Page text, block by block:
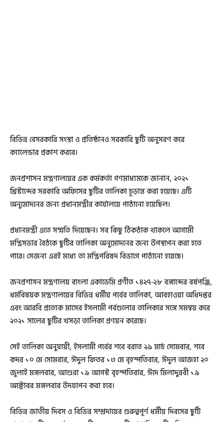
বিভিন্ন বেসরকারি সংস্থা ও প্রতিষ্ঠানও সরকারি ছুটি অনুসরণ করে
ক্যালেন্ডার প্রকাশ করবে।
জনপ্রশাসন মন্ত্রণালয়ের এক কর্মকর্তা গণমাধ্যমকে জানান, ২০২১
খ্রিস্টাব্দের সরকারি অফিসের ছুটির তালিকা চূড়ান্ত করা হয়েছে। এটি
অনুমোদনের জন্য প্রধানমন্ত্রীর কার্যালয়ে পাঠানো হয়েছিল।
প্রধানমন্ত্রী এতে সম্মতি দিয়েছেন। সব কিছু ঠিকঠাক থাকলে আগামী
মন্ত্রিসভার বৈঠকে ছুটির তালিকা অনুমোদনের জন্য উপস্থাপন করা হতে
পারে। সেজন্য এরই মধ্যে তা মন্ত্রিপরিষদ বিভাগে পাঠানো হয়েছে।
জনপ্রশাসন মন্ত্রণালয় বাংলা একাডেমি প্রণীত ১৪২৭-২৮ বঙ্গাব্দের বর্ষপঞ্জি,
ধর্মবিষয়ক মন্ত্রণালয়ের বিভিন্ন ধর্মীয় পর্বের তালিকা, আবহাওয়া অধিদপ্তর
এবং আরবি প্রত্যেক মাসের ইসলামী পর্বগুলোর তালিকার সঙ্গে সমন্বয় করে
২০২১ সালের ছুটির খসড়া তালিকা প্রণয়ন করেছে।
সেই তালিকা অনুযায়ী, ইসলামী পর্বের শবে বরাত ২৯ মার্চ সোমবার, শবে
কদর ১০ মে সোমবার, ঈদুল ফিতর ১৩ মে বৃহস্পতিবার, ঈদুল আজহা ২০
জুলাই মঙ্গলবার, আশুরা ১৯ আগস্ট বৃহস্পতিবার, ঈদে মিলাদুন্নবী ১৯
অক্টোবর মঙ্গলবার উদযাপন করা হবে।
বিভিন্ন জাতীয় দিবস ও বিভিন্ন সম্প্রদায়ের গুরুত্বপূর্ণ ধর্মীয় দিবসের ছুটি